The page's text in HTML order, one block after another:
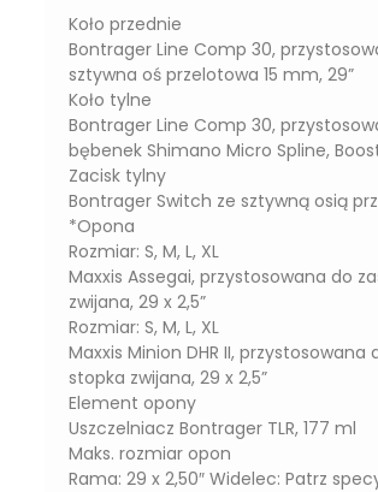
Koło przednie
Bontrager Line Comp 30,
sztywna oś przelotowa 15 mm, 29”
Koło tylne
Bontrager Line Comp 30,
bębenek Shimano Micro Spline,
Zacisk tylny
Bontrager Switch ze sztywną osią
*Opona
Rozmiar: S, M, L, XL
Maxxis Assegai, przystosowana do
zwijana, 29 x 2,5”
Rozmiar: S, M, L, XL
Maxxis Minion DHR II, przystosowana
stopka zwijana, 29 x 2,5”
Element opony
Uszczelniacz Bontrager TLR, 177 ml
Maks. rozmiar opon
Rama: 29 x 2,50″ Widelec: Patrz